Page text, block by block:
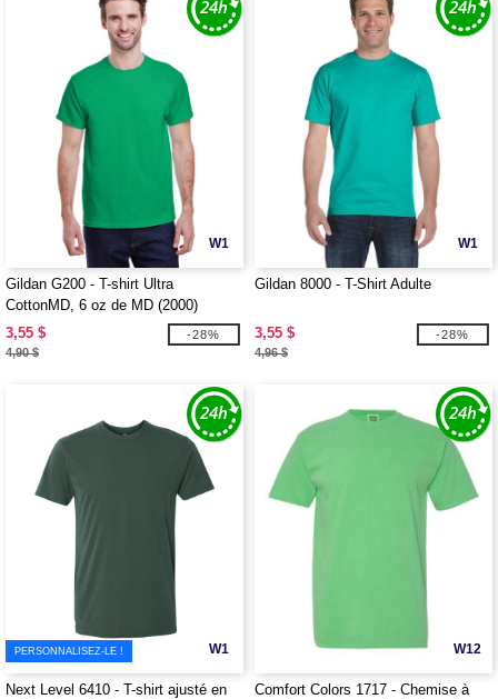
W1
Gildan G200 - T-shirt Ultra
CottonMD, 6 oz de MD (2000)
3,55 $
4,90 $
-28%
W1
Gildan 8000 - T-Shirt Adulte
3,55 $
4,96 $
-28%
W1
PERSONNALISEZ-LE !
Next Level 6410 - T-shirt ajusté en
W12
Comfort Colors 1717 - Chemise à